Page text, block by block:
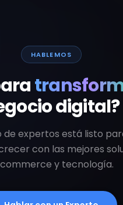
HABLEMOS
digital?
de expertos está listo
con las mejores
y tecnología.